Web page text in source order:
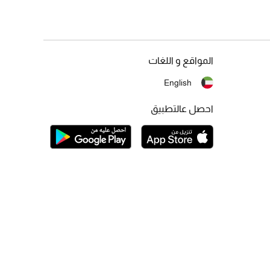
المواقع و اللغات
English
احصل عالتطبيق